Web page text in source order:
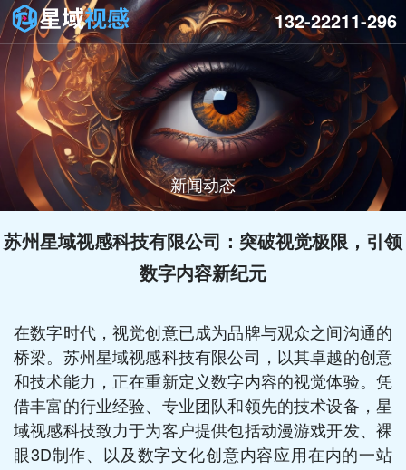
新闻动态
132-22211-296
苏州星域视感科技有限公司：突破视觉极限，引领
数字内容新纪元
在数字时代，视觉创意已成为品牌与观众之间沟通的
桥梁。苏州星域视感科技有限公司，以其卓越的创意
和技术能力，正在重新定义数字内容的视觉体验。凭
借丰富的行业经验、专业团队和领先的技术设备，星
域视感科技致力于为客户提供包括动漫游戏开发、裸
眼3D制作、以及数字文化创意内容应用在内的一站